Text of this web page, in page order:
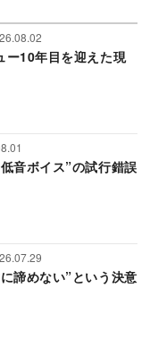
ー10年目を迎えた現
音ボイス”の試行錯誤
諦めない”という決意